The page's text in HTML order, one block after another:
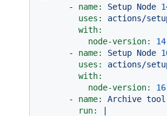
-
name: Setup Node
uses:
actions/
with:
node-version:
-
name: Setup Node
uses:
actions/
with:
node-version:
-
name: Archive tool
run:
|